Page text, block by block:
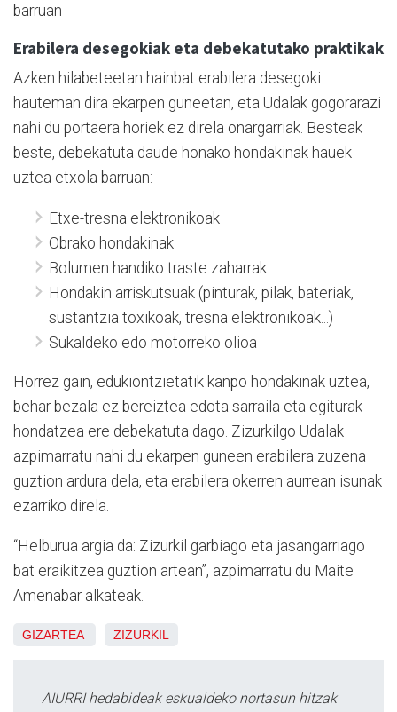
barruan
Erabilera desegokiak eta debekatutako praktikak
Azken hilabeteetan hainbat erabilera desegoki
hauteman dira ekarpen guneetan, eta Udalak gogorarazi
nahi du portaera horiek ez direla onargarriak. Besteak
beste, debekatuta daude honako hondakinak hauek
uztea etxola barruan:
Etxe-tresna elektronikoak
Obrako hondakinak
Bolumen handiko traste zaharrak
Hondakin arriskutsuak (pinturak, pilak, bateriak,
sustantzia toxikoak, tresna elektronikoak...)
Sukaldeko edo motorreko olioa
Horrez gain, edukiontzietatik kanpo hondakinak uztea,
behar bezala ez bereiztea edota sarraila eta egiturak
hondatzea ere debekatuta dago. Zizurkilgo Udalak
azpimarratu nahi du ekarpen guneen erabilera zuzena
guztion ardura dela, eta erabilera okerren aurrean isunak
ezarriko direla.
“Helburua argia da: Zizurkil garbiago eta jasangarriago
bat eraikitzea guztion artean”, azpimarratu du Maite
Amenabar alkateak.
GIZARTEA ZIZURKIL
AIURRI hedabideak eskualdeko nortasun hitzak